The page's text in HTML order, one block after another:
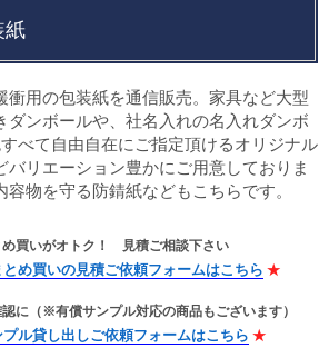
グ請求（無料）
ンプル無料貸し出し
ルカタログ
クオーダー
号からご注文）
で
紙
衝用の包装紙を通信販売。家具など大型
ダンボールや、社名入れの名入れダンボ
べて自由自在にご指定頂けるオリジナル
バリエーション豊かにご用意しておりま
物を守る防錆紙などもこちらです。
め買いがオトク！ 見積ご相談下さい
め買いの見積ご依頼フォームはこちら
に（※有償サンプル対応の商品もございます）
ル貸し出しご依頼フォームはこちら